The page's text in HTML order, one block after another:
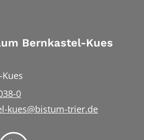
Bernkastel-Kues
0
kues@bistum-trier.de